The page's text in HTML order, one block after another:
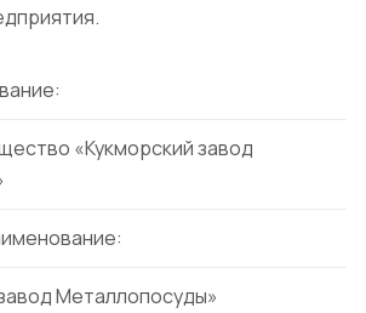
«Кукморский завод
Металлопосуды»